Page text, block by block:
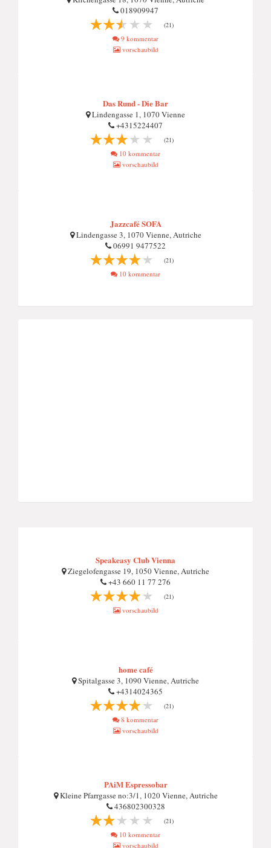
018909947
(21)
9 kommentar
vorschaubild
Das Rund - Die Bar
Lindengasse 1, 1070 Vienne
+4315224407
(21)
10 kommentar
vorschaubild
Jazzcafé SOFA
Lindengasse 3, 1070 Vienne, Autriche
06991 9477522
(21)
10 kommentar
Speakeasy Club Vienna
Ziegelofengasse 19, 1050 Vienne, Autriche
+43 660 11 77 276
(21)
vorschaubild
home café
Spitalgasse 3, 1090 Vienne, Autriche
+4314024365
(21)
8 kommentar
vorschaubild
PAiM Espressobar
Kleine Pfarrgasse no:3/1, 1020 Vienne, Autriche
436802300328
(21)
10 kommentar
vorschaubild